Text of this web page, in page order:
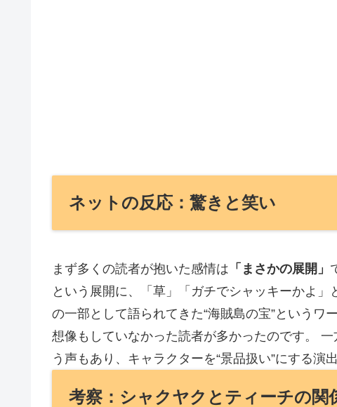
ネットの反応：驚きと笑い
まず多くの読者が抱いた感情は 「まさかの展開」
という展開に、「草」「ガチでシャッキーかよ
の一部として語られてきた“海賊島の宝”という
想像もしていなかった読者が多かったのです。
う声もあり、キャラクターを“景品扱い”にする演
考察：シャクヤクとティーチの関